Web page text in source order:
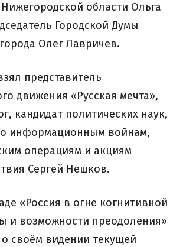
области Ольга
Городской Думы
Олег Лавричев.
представитель
движения «Русская мечта»,
кандидат политических наук,
информационным войнам,
операциям и акциям
Сергей Нешков.
«Россия в огне когнитивной
и возможности преодоления»
о своём видении текущей